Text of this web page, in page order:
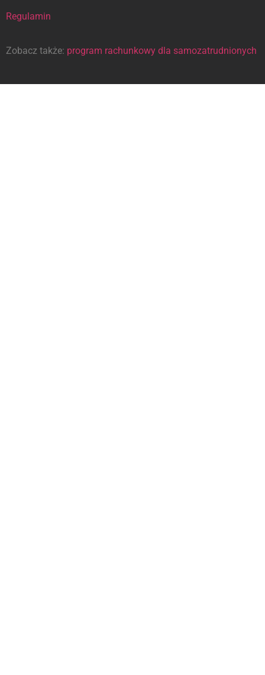
Regulamin
Zobacz także: program rachunkowy dla samozatrudnionych